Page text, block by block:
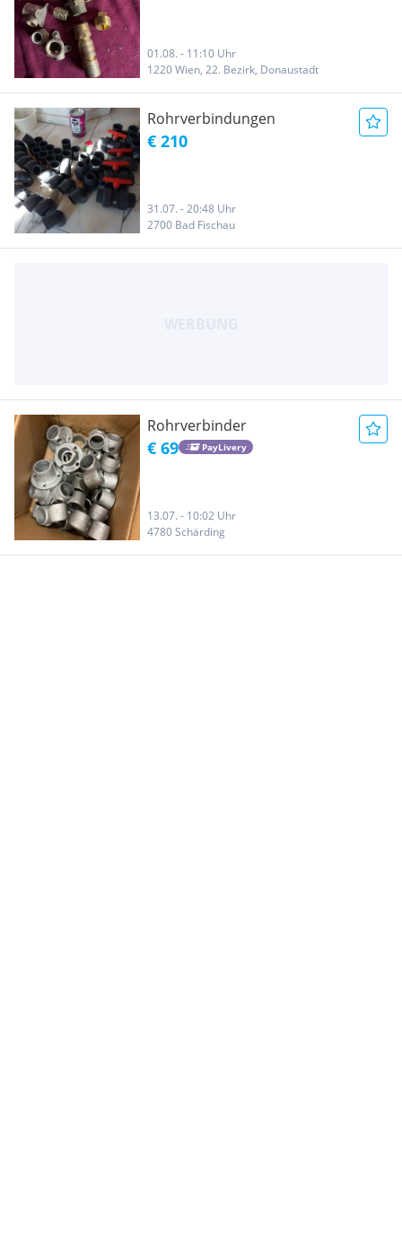
01.08. - 11:10 Uhr
1220 Wien, 22. Bezirk, Donaustadt
Rohrverbindungen
€ 210
31.07. - 20:48 Uhr
2700 Bad Fischau
Rohrverbinder
€ 69 PayLivery
13.07. - 10:02 Uhr
4780 Schärding